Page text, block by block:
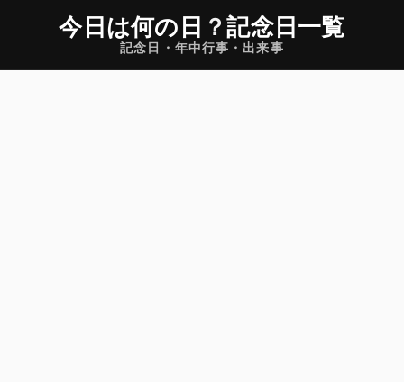
今日は何の日 ？記念日一覧
記念日・年中行事・出来事